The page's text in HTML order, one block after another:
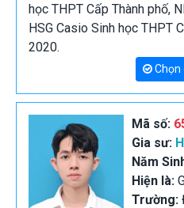
học THPT Cấp Thành phố,
HSG Casio Sinh học THPT
2020.
Chọn
Mã số:
Gia sư:
Năm
Hiện là:
Trường: